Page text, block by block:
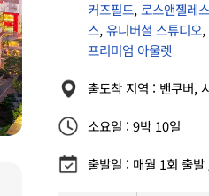
커즈필드, 로스앤젤레스
스, 유니버셜 스튜디오,
프리미엄 아울렛
출도착 지역 : 밴쿠버,
소요일 : 9박 10일
출발일 : 매월 1회 출